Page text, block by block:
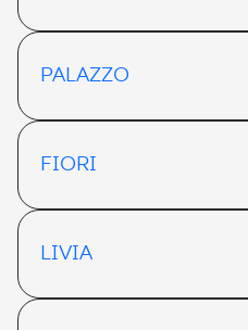
PALAZZO
FIORI
LIVIA